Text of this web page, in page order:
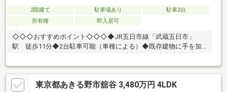
2階建て 駐車場あり
駐車2台
所有権
即入居可
◇◇◇おすすめポイント◇◇◇◆JR五日市線「武蔵五日市」
駅 徒歩11分◆2台駐車可能（車種による）◆既存建物に手を加
戸建て増えてます◆静かな環境で暮らしたい方向け
東京都あきる野市舘谷 3,480万円 4LDK